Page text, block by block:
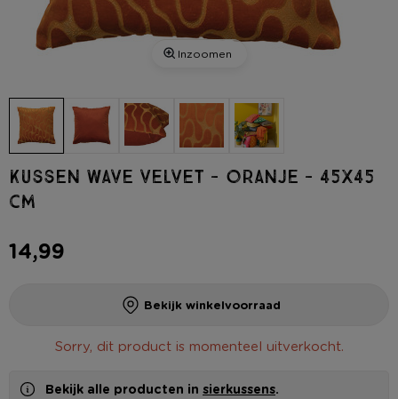
Inzoomen
Kussen wave velvet - oranje - 45x45
cm
14,99
Bekijk winkelvoorraad
Sorry, dit product is momenteel uitverkocht.
Bekijk alle producten in sierkussens.